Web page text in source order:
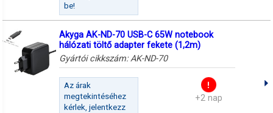
be!
Akyga AK-ND-70 USB-C 65W notebook
hálózati töltő adapter fekete (1,2m)
Gyártói cikkszám:AK-ND-70
Az árak
megtekintéséhez
kérlek, jelentkezz
+2 nap